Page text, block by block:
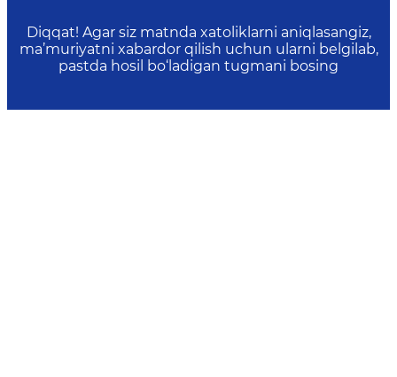
Diqqat! Agar siz matnda xatoliklarni aniqlasangiz,
ma’muriyatni xabardor qilish uchun ularni belgilab,
pastda hosil bo‘ladigan tugmani bosing